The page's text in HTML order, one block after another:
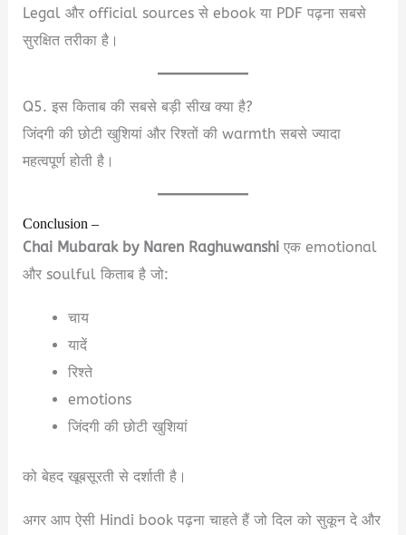
Legal और official sources से ebook या PDF पढ़ना सबसे
सुरक्षित तरीका है।
Q5. इस किताब की सबसे बड़ी सीख क्या है?
जिंदगी की छोटी खुशियां और रिश्तों की warmth सबसे ज्यादा
महत्वपूर्ण होती है।
Conclusion –
Chai Mubarak by Naren Raghuwanshi एक emotional
और soulful किताब है जो:
चाय
यादें
रिश्ते
emotions
जिंदगी की छोटी खुशियां
को बेहद खूबसूरती से दर्शाती है।
अगर आप ऐसी Hindi book पढ़ना चाहते हैं जो दिल को सुकून दे और